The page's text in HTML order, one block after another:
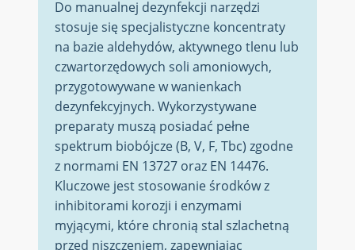
Do manualnej dezynfekcji narzędzi
stosuje się specjalistyczne koncentraty
na bazie aldehydów, aktywnego tlenu lub
czwartorzędowych soli amoniowych,
przygotowywane w wanienkach
dezynfekcyjnych. Wykorzystywane
preparaty muszą posiadać pełne
spektrum biobójcze (B, V, F, Tbc) zgodne
z normami EN 13727 oraz EN 14476.
Kluczowe jest stosowanie środków z
inhibitorami korozji i enzymami
myjącymi, które chronią stal szlachetną
przed niszczeniem, zapewniając